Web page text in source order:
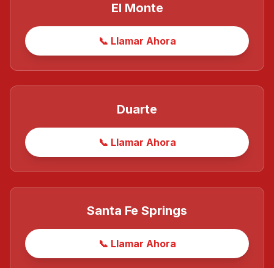
El Monte
📞 Llamar Ahora
Duarte
📞 Llamar Ahora
Santa Fe Springs
📞 Llamar Ahora